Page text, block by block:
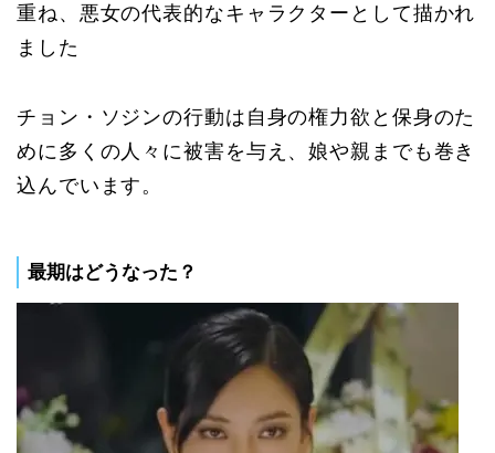
重ね、悪女の代表的なキャラクターとして描かれ
ました
チョン・ソジンの行動は自身の権力欲と保身のた
めに多くの人々に被害を与え、娘や親までも巻き
込んでいます。
最期はどうなった？